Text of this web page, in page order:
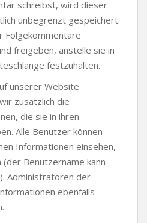
schreibst, wird dieser
unbegrenzt gespeichert.
Folgekommentare
freigeben, anstelle sie in
festzuhalten.
unserer Website
zusätzlich die
die sie in ihren
Alle Benutzer können
Informationen einsehen,
Benutzername kann
Administratoren der
ebenfalls